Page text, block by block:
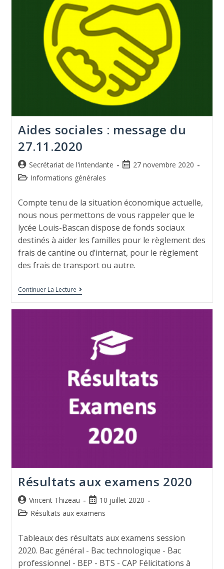
Aides sociales : message du
27.11.2020
Secrétariat de l'intendante
27 novembre 2020
Informations générales
Compte tenu de la situation économique actuelle,
nous nous permettons de vous rappeler que le
lycée Louis-Bascan dispose de fonds sociaux
destinés à aider les familles pour le règlement des
frais de cantine ou d’internat, pour le règlement
des frais de transport ou autre.
Continuer La Lecture
Résultats aux examens 2020
Vincent Thizeau
10 juillet 2020
Résultats aux examens
Tableaux des résultats aux examens session
2020. Bac général - Bac technologique - Bac
professionnel - BEP - BTS - CAP Félicitations à